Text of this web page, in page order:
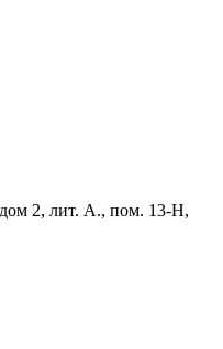
2, лит. А., пом. 13-Н,